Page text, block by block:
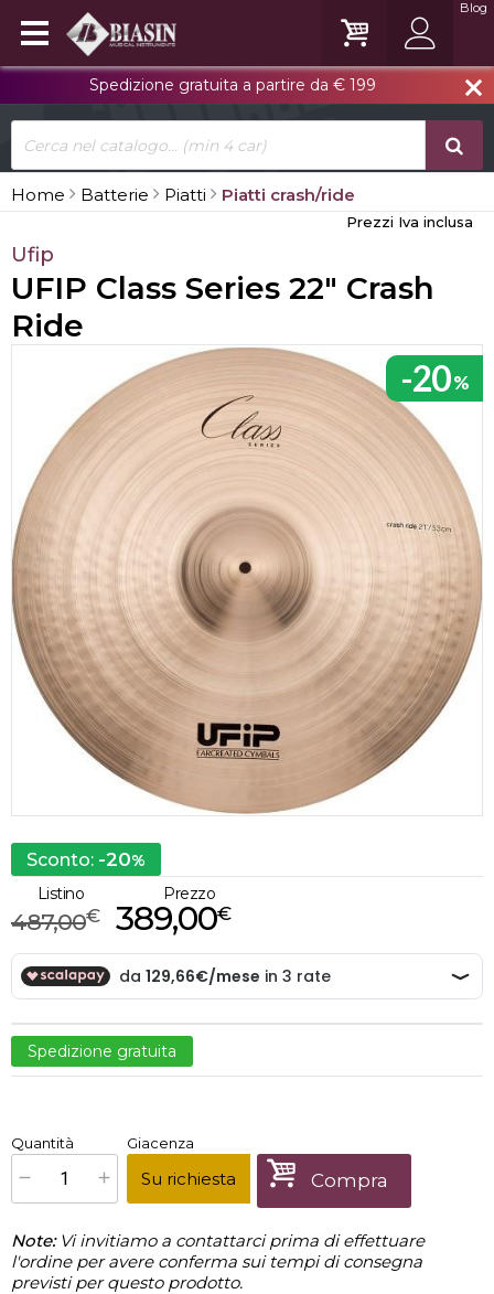
close
Spedizione gratuita a partire da € 199
Blog
Home Batterie Piatti Piatti crash/ride
Prezzi Iva inclusa
Ufip
UFIP Class Series 22" Crash
Ride
-20%
Sconto: -20%
Listino
€
487,00
Prezzo
€
389,00
Spedizione gratuita
x1 Prezzo finale:€389,00
Quantità Giacenza
Su richiesta Compra
Note: Vi invitiamo a contattarci prima di effettuare
l'ordine per avere conferma sui tempi di consegna
previsti per questo prodotto.